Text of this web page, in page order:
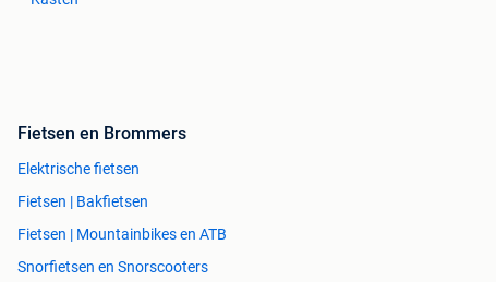
Fietsen en Brommers
Elektrische fietsen
Fietsen | Bakfietsen
Fietsen | Mountainbikes en ATB
Snorfietsen en Snorscooters